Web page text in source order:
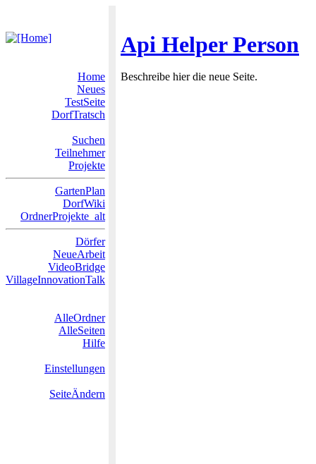
Api Helper Person
Home
Neues
TestSeite
DorfTratsch
Suchen
Teilnehmer
Projekte
GartenPlan
DorfWiki
OrdnerProjekte_alt
Dörfer
NeueArbeit
VideoBridge
VillageInnovationTalk
AlleOrdner
AlleSeiten
Hilfe
Einstellungen
SeiteÄndern
Beschreibe hier die neue Seite.